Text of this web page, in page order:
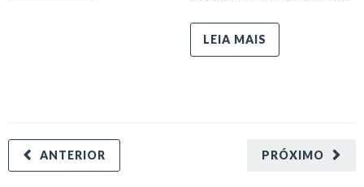
LEIA MAIS
PRÓXIMO
ANTERIOR